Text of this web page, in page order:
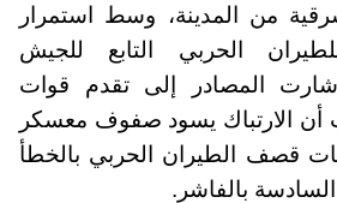
من المدينة، وسط استمرار
الحربي التابع للجيش
المصادر إلى تقدم قوات
أن الارتباك يسود صفوف معسكر
قصف الطيران الحربي بالخطأ
بالفاشر.